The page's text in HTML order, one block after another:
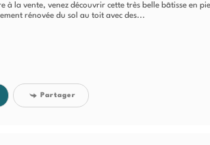
à la vente, venez découvrir cette très belle bâtisse en
rénovée du sol au toit avec des...
Partager